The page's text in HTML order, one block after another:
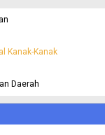
Kanak-Kanak
Daerah